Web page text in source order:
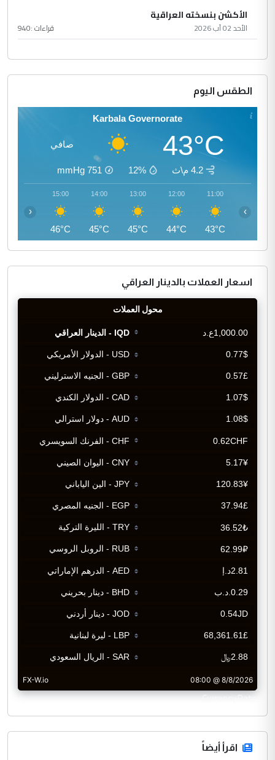
الأكشن بنسخته العراقية
الأحد 02 آب 2026 قراءات :940
الطقس اليوم
Karbala Governorate
43°C صافي
4.2 م\ث 12%
751
mmHg
11:00
43°C
12:00
44°C
13:00
45°C
14:00
45°C
15:00
46°C
‹ ›
اسعار العملات بالدينار العراقي
CurrencyRate
اقرأ أيضاً